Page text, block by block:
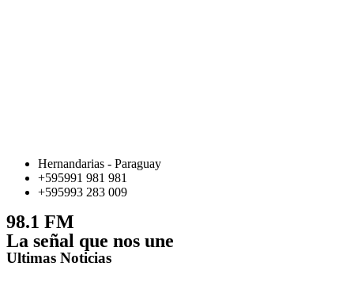
Hernandarias - Paraguay
+595991 981 981
+595993 283 009
98.1 FM
La señal que nos une
Ultimas Noticias